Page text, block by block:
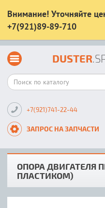
Внимание! Уточняйте
+7(921)89-89-710
DUSTER
+7(921)741-22-44
ЗАПРОС НА ЗАПЧАСТИ
ОПОРА ДВИГАТЕЛЯ
ПЛАСТИКОМ)